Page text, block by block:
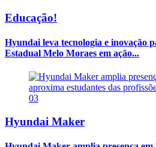
Educação!
Hyundai leva tecnologia e inovação
Estadual Melo Moraes em ação...
03
Hyundai Maker